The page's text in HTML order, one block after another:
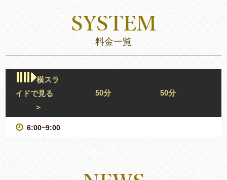
料金一覧
横スラ
イドで見る
＞
50分 50分
6:00~9:00